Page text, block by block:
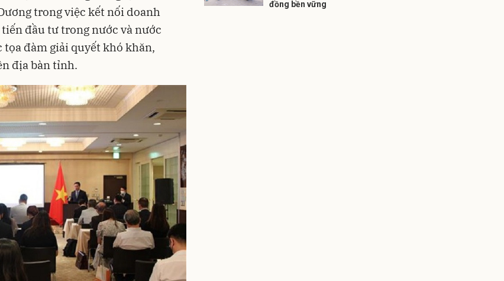
trong việc kết nối doanh
đầu tư trong nước và nước
đàm giải quyết khó khăn,
địa bàn tỉnh.
đồng bền vững